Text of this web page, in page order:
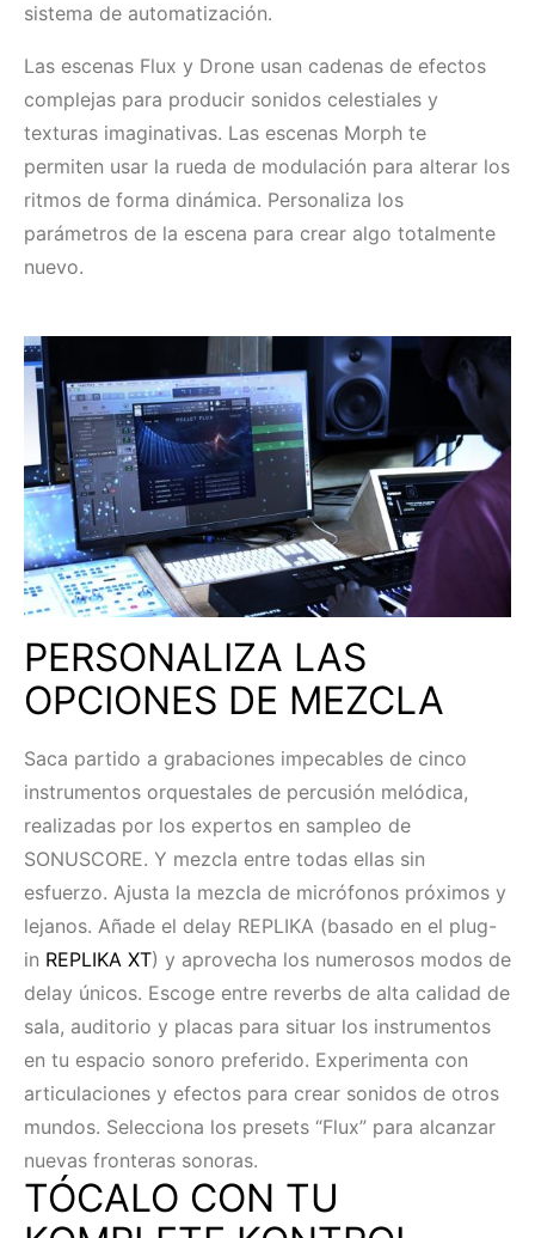
sistema de automatización.
Las escenas Flux y Drone usan cadenas de efectos
complejas para producir sonidos celestiales y
texturas imaginativas. Las escenas Morph te
permiten usar la rueda de modulación para alterar los
ritmos de forma dinámica. Personaliza los
parámetros de la escena para crear algo totalmente
nuevo.
PERSONALIZA LAS
OPCIONES DE MEZCLA
Saca partido a grabaciones impecables de cinco
instrumentos orquestales de percusión melódica,
realizadas por los expertos en sampleo de
SONUSCORE. Y mezcla entre todas ellas sin
esfuerzo. Ajusta la mezcla de micrófonos próximos y
lejanos. Añade el delay REPLIKA (basado en el plug-
in REPLIKA XT) y aprovecha los numerosos modos de
delay únicos. Escoge entre reverbs de alta calidad de
sala, auditorio y placas para situar los instrumentos
en tu espacio sonoro preferido. Experimenta con
articulaciones y efectos para crear sonidos de otros
mundos. Selecciona los presets “Flux” para alcanzar
nuevas fronteras sonoras.
TÓCALO CON TU